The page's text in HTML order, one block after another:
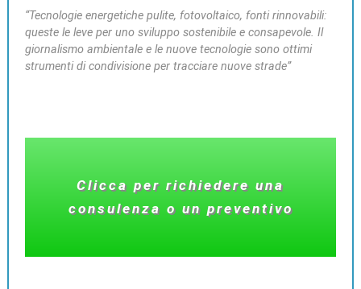
“Tecnologie energetiche pulite, fotovoltaico, fonti rinnovabili:
queste le leve per uno sviluppo sostenibile e consapevole. Il
giornalismo ambientale e le nuove tecnologie sono ottimi
strumenti di condivisione per tracciare nuove strade”
Clicca per richiedere una
consulenza o un preventivo